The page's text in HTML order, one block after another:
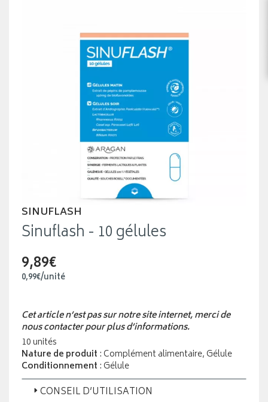
SINUFLASH
Sinuflash - 10 gélules
9,89€
0,99€/unité
Cet article n’est pas sur notre site internet, merci de
nous contacter pour plus d’informations.
10 unités
Nature de produit : Complément alimentaire, Gélule
Conditionnement : Gélule
CONSEIL D’UTILISATION